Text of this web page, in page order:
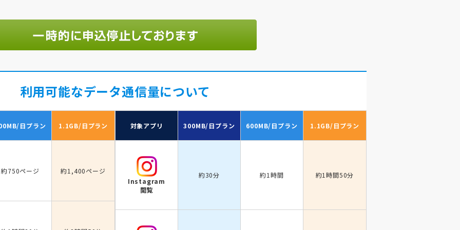
利用可能なデータ通信量について
日プラン 1.1GB/日プラン
約750ページ 約1,400ページ
対象アプリ 300MB/日プラン 600MB/日プラン 1.1GB/日プラン
Instagram
閲覧
約30分 約1時間 約1時間50分